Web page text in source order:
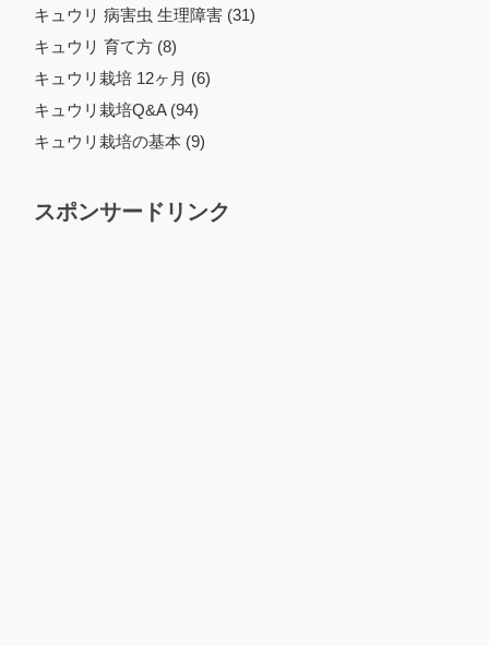
キュウリ 病害虫 生理障害 (31)
キュウリ 育て方 (8)
キュウリ栽培 12ヶ月 (6)
キュウリ栽培Q&A (94)
キュウリ栽培の基本 (9)
スポンサードリンク